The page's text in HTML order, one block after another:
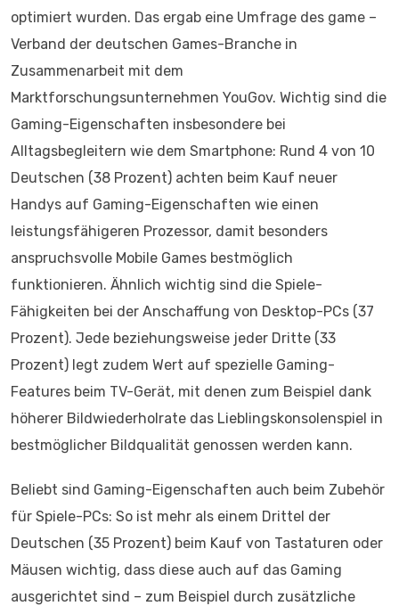
optimiert wurden. Das ergab eine Umfrage des game –
Verband der deutschen Games-Branche in
Zusammenarbeit mit dem
Marktforschungsunternehmen YouGov. Wichtig sind die
Gaming-Eigenschaften insbesondere bei
Alltagsbegleitern wie dem Smartphone: Rund 4 von 10
Deutschen (38 Prozent) achten beim Kauf neuer
Handys auf Gaming-Eigenschaften wie einen
leistungsfähigeren Prozessor, damit besonders
anspruchsvolle Mobile Games bestmöglich
funktionieren. Ähnlich wichtig sind die Spiele-
Fähigkeiten bei der Anschaffung von Desktop-PCs (37
Prozent). Jede beziehungsweise jeder Dritte (33
Prozent) legt zudem Wert auf spezielle Gaming-
Features beim TV-Gerät, mit denen zum Beispiel dank
höherer Bildwiederholrate das Lieblingskonsolenspiel in
bestmöglicher Bildqualität genossen werden kann.
Beliebt sind Gaming-Eigenschaften auch beim Zubehör
für Spiele-PCs: So ist mehr als einem Drittel der
Deutschen (35 Prozent) beim Kauf von Tastaturen oder
Mäusen wichtig, dass diese auch auf das Gaming
ausgerichtet sind – zum Beispiel durch zusätzliche